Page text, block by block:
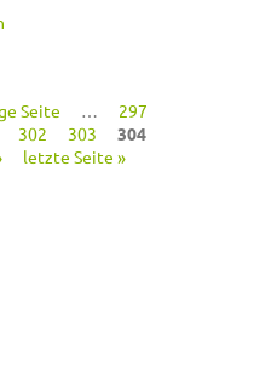
Seite …
297
302 303
304
letzte Seite »